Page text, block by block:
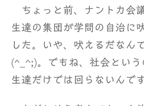
ちょっと前、ナントカ会
生達の集団が学問の自治に
した。いや、吠えるだなん
(^_^;)。でもね、社会とい
生達だけでは回らないんで